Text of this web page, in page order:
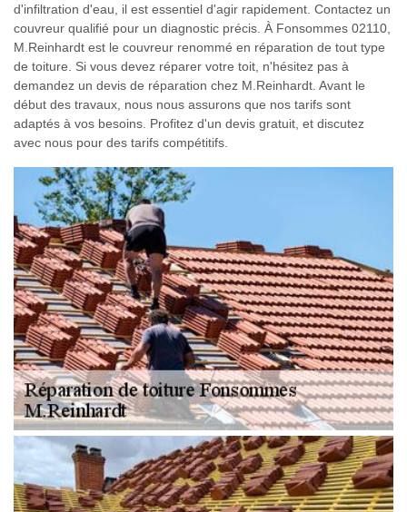
d'infiltration d'eau, il est essentiel d'agir rapidement. Contactez un
couvreur qualifié pour un diagnostic précis. À Fonsommes 02110,
M.Reinhardt est le couvreur renommé en réparation de tout type
de toiture. Si vous devez réparer votre toit, n'hésitez pas à
demandez un devis de réparation chez M.Reinhardt. Avant le
début des travaux, nous nous assurons que nos tarifs sont
adaptés à vos besoins. Profitez d'un devis gratuit, et discutez
avec nous pour des tarifs compétitifs.